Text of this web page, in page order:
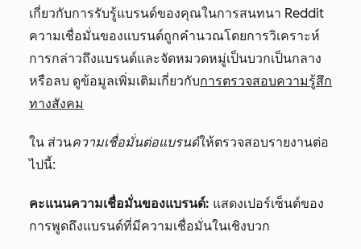
เกี่ยวกับการรับรู้แบรนด์ของคุณในการสนทนา Reddit
ความเชื่อมั่นของแบรนด์ถูกคำนวณโดยการวิเคราะห์
การกล่าวถึงแบรนด์และจัดหมวดหมู่เป็นบวกเป็นกลาง
หรือลบ ดูข้อมูลเพิ่มเติมเกี่ยวกับการตรวจสอบความรู้สึก
ทางสังคม
ใน ส่วนความเชื่อมั่นต่อแบรนด์ให้ตรวจสอบรายงานต่อ
ไปนี้:
คะแนนความเชื่อมั่นของแบรนด์: แสดงเปอร์เซ็นต์ของ
การพูดถึงแบรนด์ที่มีความเชื่อมั่นในเชิงบวก